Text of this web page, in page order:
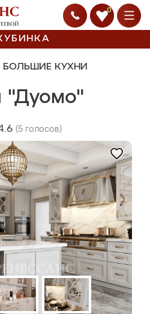
0
БОЛЬШИЕ КУХНИ
"Дуомо"
(5 голосов)